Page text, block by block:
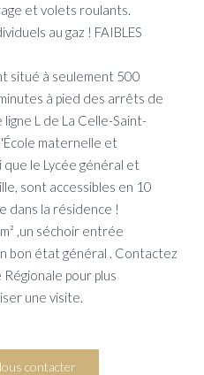
et volets roulants.
au gaz ! FAIBLES
situé à seulement 500
à pied des arrêts de
L de La Celle-Saint-
maternelle et
que le Lycée général et
sont accessibles en 10
dans la résidence !
,un séchoir entrée
bon état général . Contactez
pour plus
une visite.
contacter